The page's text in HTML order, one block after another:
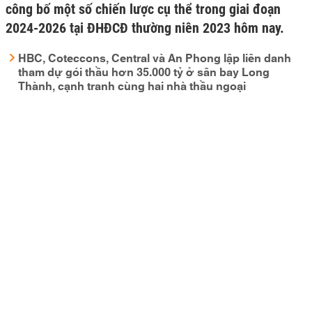
công bố một số chiến lược cụ thể trong giai đoạn
2024-2026 tại ĐHĐCĐ thường niên 2023 hôm nay.
HBC, Coteccons, Central và An Phong lập liên danh
tham dự gói thầu hơn 35.000 tỷ ở sân bay Long
Thành, cạnh tranh cùng hai nhà thầu ngoại